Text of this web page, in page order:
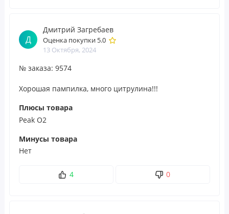
Д
Дмитрий Загребаев
Оценка покупки 5.0
13 Октября, 2024
№ заказа: 9574
Хорошая пампилка, много цитрулина!!!
Плюсы товара
Peak O2
Минусы товара
Нет
4 0